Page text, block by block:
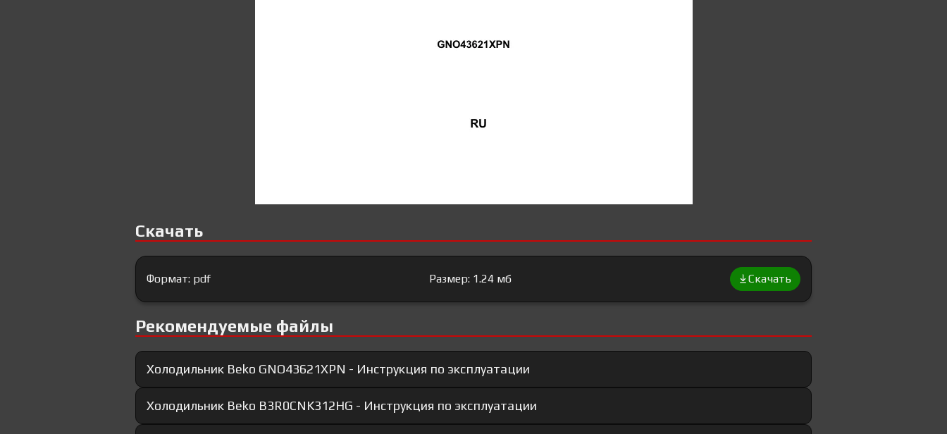
Скачать
Формат: pdf Размер: 1.24 мб Скачать
Рекомендуемые файлы
Холодильник Beko GNO43621XPN - Инструкция по эксплуатации
Холодильник Beko B3R0CNK312HG - Инструкция по эксплуатации